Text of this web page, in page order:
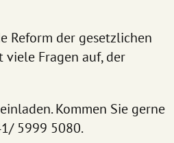
Reform der gesetzlichen
Fragen auf, der
Kommen Sie gerne
5999 5080.